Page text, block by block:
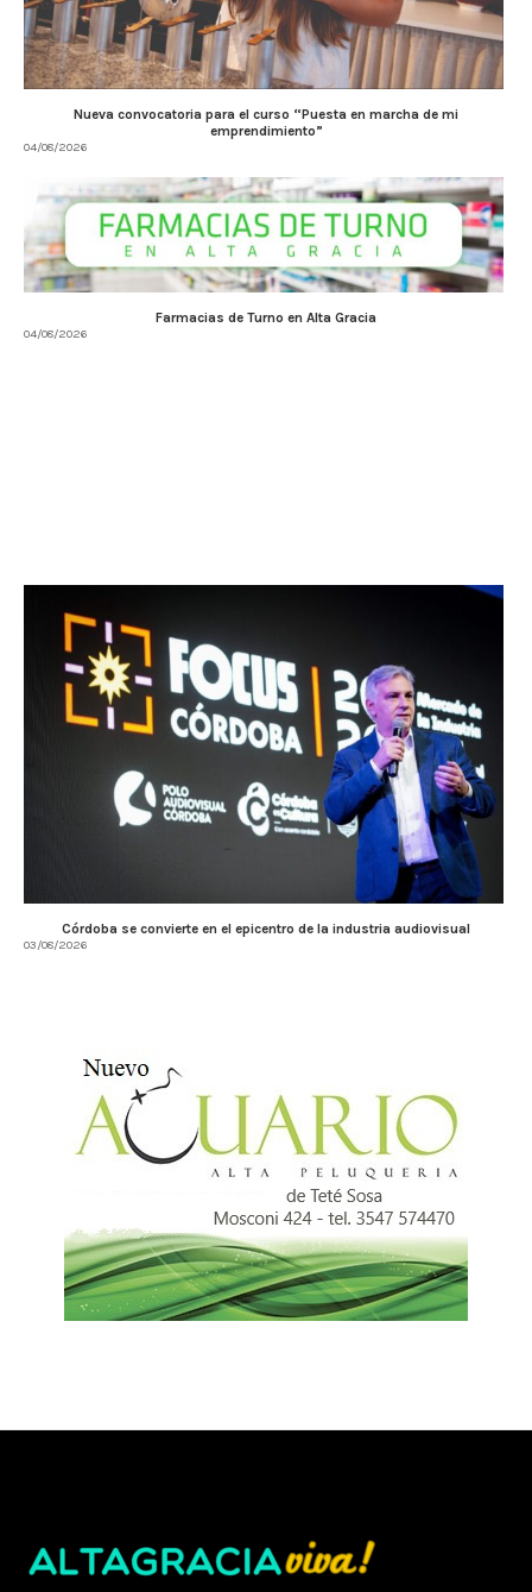
Nueva convocatoria para el curso “Puesta en marcha de mi
emprendimiento”
04/08/2026
Farmacias de Turno en Alta Gracia
04/08/2026
Córdoba se convierte en el epicentro de la industria audiovisual
03/08/2026